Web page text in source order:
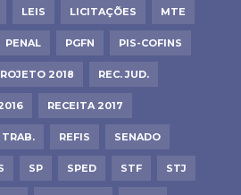
LEIS LICITAÇÕES MTE
PENAL PGFN PIS-COFINS
2018 REC. JUD.
RECEITA 2017
TRAB. REFIS SENADO
SP SPED STF STJ